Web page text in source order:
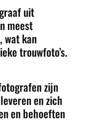
uit
meest
wat kan
trouwfoto’s.
zijn
en zich
en behoeften